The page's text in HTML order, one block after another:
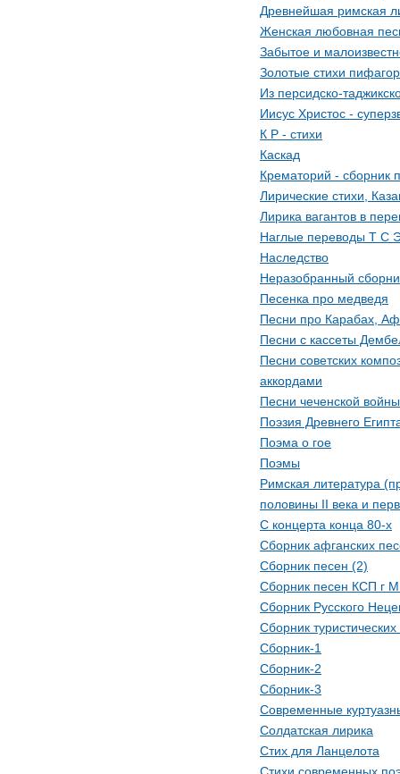
Древнейшая римская
Женская любовная
Забытое и
Золотые стихи
Из персидско-
Иисус Христос -
К Р - стихи
Каскад
Крематорий - сборник
Лиpические стихи,
Лирика вагантов в
Наглые переводы Т С
Наследство
Неразобранный
Песенка про медведя
Песни про Карабах,
Песни с кассеты
Песни советских
аккордами
Песни чеченской войны
Поэзия Древнего
Поэма о гое
Поэмы
Римская литература
половины II века и
С концерта конца 80-х
Сборник афганских
Сборник песен (2)
Сборник песен КСП г
Сборник Русского
Сборник
Сборник-1
Сборник-2
Сборник-3
Современные
Солдатская лирика
Стих для Ланцелота